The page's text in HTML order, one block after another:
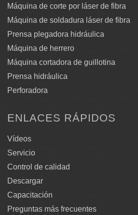
Máquina de corte por láser de fibra
Máquina de soldadura láser de fibra
Prensa plegadora hidráulica
Máquina de herrero
Máquina cortadora de guillotina
Prensa hidráulica
Perforadora
ENLACES RÁPIDOS
Vídeos
Servicio
Control de calidad
Descargar
Capacitación
Preguntas más frecuentes